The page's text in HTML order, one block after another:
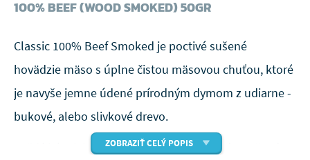
100% BEEF (WOOD SMOKED) 50GR
Classic 100% Beef Smoked je poctivé sušené
hovädzie mäso s úplne čistou mäsovou chuťou, ktoré
je navyše jemne údené prírodným dymom z udiarne -
bukové, alebo slivkové drevo.
Každý kúsok je ručne krájaný, marinovaný a sušený
ZOBRAZIŤ CELÝ POPIS